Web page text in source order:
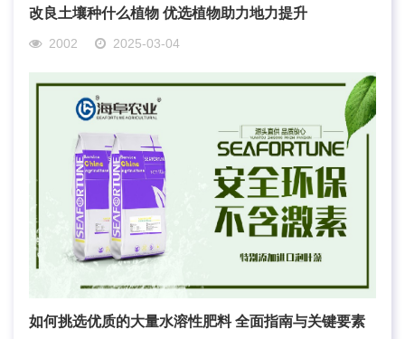
改良土壤种什么植物 优选植物助力地力提升
2002 2025-03-04
如何挑选优质的大量水溶性肥料 全面指南与关键要素